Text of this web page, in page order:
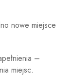
nowe miejsce
–
miejsc.